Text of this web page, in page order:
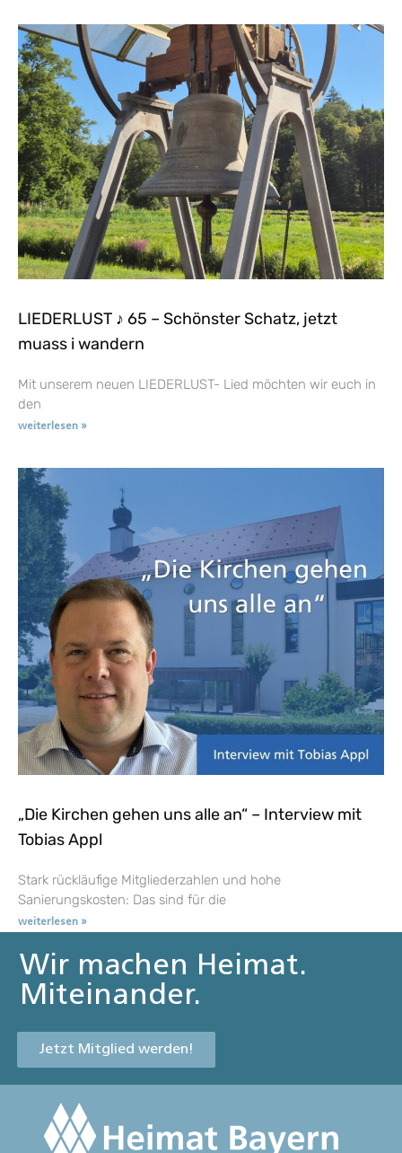
LIEDERLUST ♪ 65 – Schönster Schatz, jetzt
muass i wandern
Mit unserem neuen LIEDERLUST- Lied möchten wir euch in
den
weiterlesen »
„Die Kirchen gehen uns alle an“ – Interview mit
Tobias Appl
Stark rückläufige Mitgliederzahlen und hohe
Sanierungskosten: Das sind für die
weiterlesen »
Wir machen Heimat.
Miteinander.
Jetzt Mitglied werden!